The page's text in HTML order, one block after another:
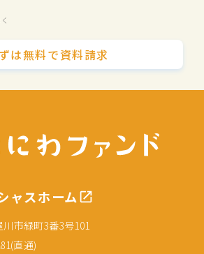
は無料で資料請求
ャスホーム
市緑町3番3号101
直通)